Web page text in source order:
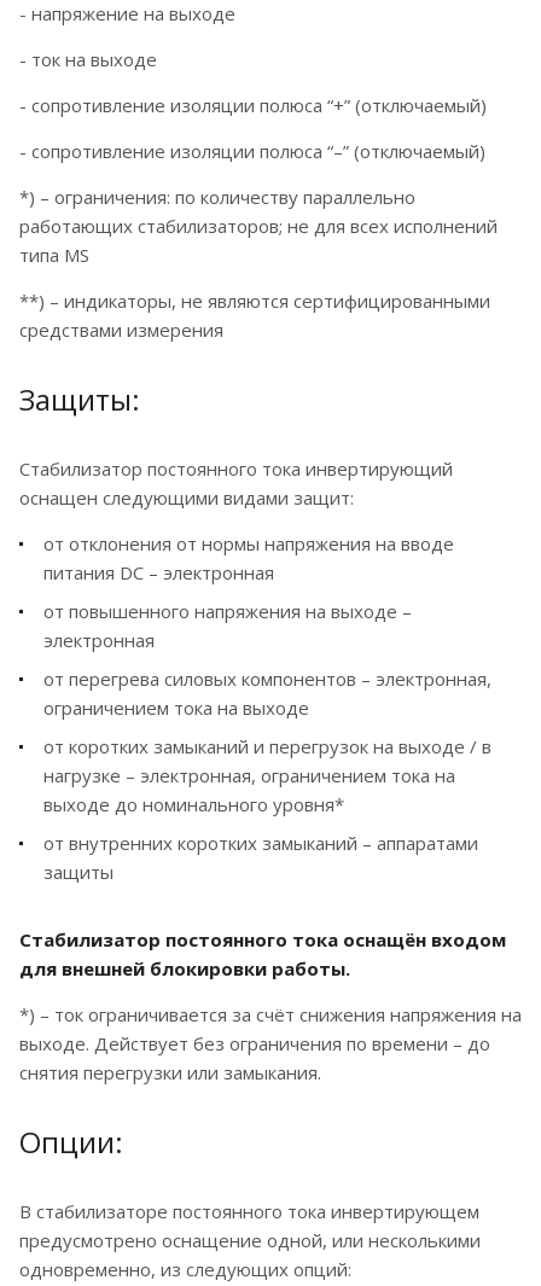
- напряжение на выходе
- ток на выходе
- сопротивление изоляции полюса “+” (отключаемый)
- сопротивление изоляции полюса “–” (отключаемый)
*) – ограничения: по количеству параллельно
работающих стабилизаторов; не для всех исполнений
типа MS
**) – индикаторы, не являются сертифицированными
средствами измерения
Защиты:
Стабилизатор постоянного тока инвертирующий
оснащен следующими видами защит:
от отклонения от нормы напряжения на вводе
питания DC – электронная
от повышенного напряжения на выходе –
электронная
от перегрева силовых компонентов – электронная,
ограничением тока на выходе
от коротких замыканий и перегрузок на выходе / в
нагрузке – электронная, ограничением тока на
выходе до номинального уровня*
от внутренних коротких замыканий – аппаратами
защиты
Стабилизатор постоянного тока оснащён входом
для внешней блокировки работы.
*) – ток ограничивается за счёт снижения напряжения на
выходе. Действует без ограничения по времени – до
снятия перегрузки или замыкания.
Опции:
В стабилизаторе постоянного тока инвертирующем
предусмотрено оснащение одной, или несколькими
одновременно, из следующих опций: